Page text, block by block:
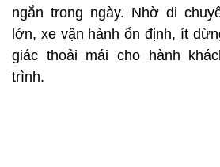
ngắn trong ngày. Nhờ di
lớn, xe vận hành ổn định, ít
giác thoải mái cho hành
trình.